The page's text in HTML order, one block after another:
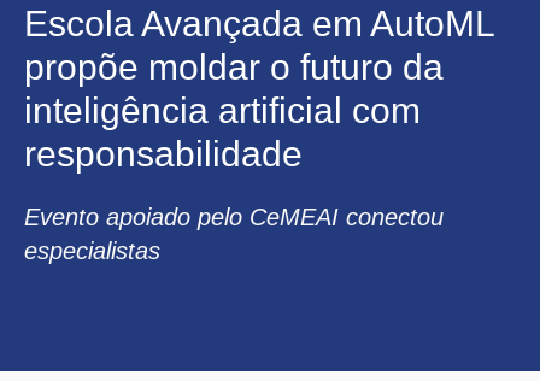
Escola Avançada em AutoML
propõe moldar o futuro da
inteligência artificial com
responsabilidade
Evento apoiado pelo CeMEAI conectou
especialistas